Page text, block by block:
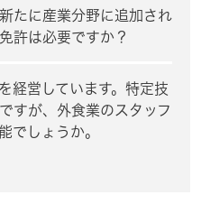
たに産業分野に追加され
許は必要ですか？
経営しています。特定技
すが、外食業のスタッフ
でしょうか。